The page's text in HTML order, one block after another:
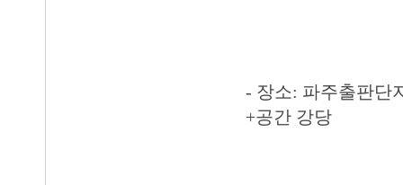
- 장소: 파주출판단
+공간 강당